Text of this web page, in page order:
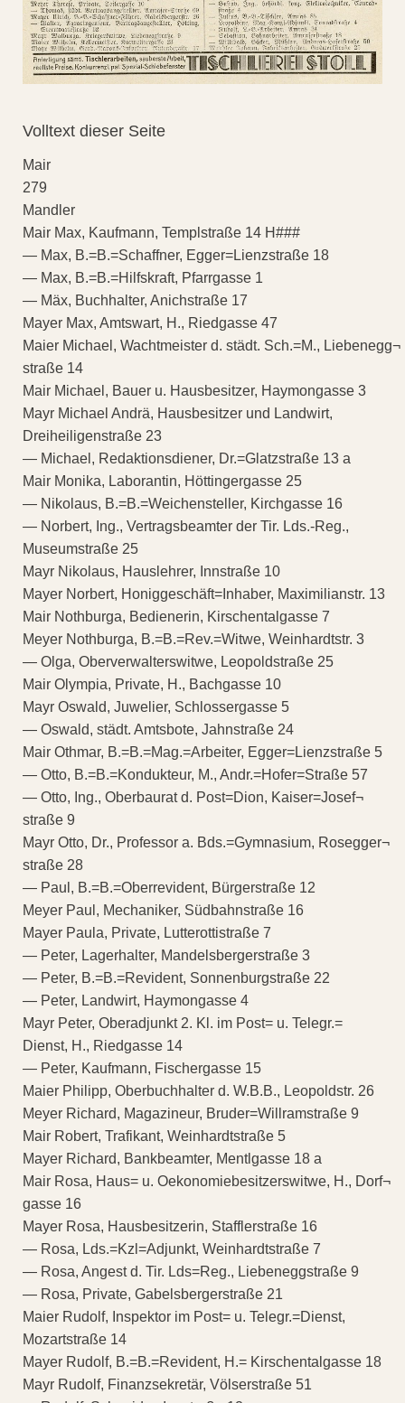
Volltext dieser Seite
Mair
279
Mandler
Mair Max, Kaufmann, Templstraße 14 H###
— Max, B.=B.=Schaffner, Egger=Lienzstraße 18
— Max, B.=B.=Hilfskraft, Pfarrgasse 1
— Mäx, Buchhalter, Anichstraße 17
Mayer Max, Amtswart, H., Riedgasse 47
Maier Michael, Wachtmeister d. städt. Sch.=M., Liebenegg¬
straße 14
Mair Michael, Bauer u. Hausbesitzer, Haymongasse 3
Mayr Michael Andrä, Hausbesitzer und Landwirt,
Dreiheiligenstraße 23
— Michael, Redaktionsdiener, Dr.=Glatzstraße 13 a
Mair Monika, Laborantin, Höttingergasse 25
— Nikolaus, B.=B.=Weichensteller, Kirchgasse 16
— Norbert, Ing., Vertragsbeamter der Tir. Lds.-Reg.,
Museumstraße 25
Mayr Nikolaus, Hauslehrer, Innstraße 10
Mayer Norbert, Honiggeschäft=Inhaber, Maximilianstr. 13
Mair Nothburga, Bedienerin, Kirschentalgasse 7
Meyer Nothburga, B.=B.=Rev.=Witwe, Weinhardtstr. 3
— Olga, Oberverwalterswitwe, Leopoldstraße 25
Mair Olympia, Private, H., Bachgasse 10
Mayr Oswald, Juwelier, Schlossergasse 5
— Oswald, städt. Amtsbote, Jahnstraße 24
Mair Othmar, B.=B.=Mag.=Arbeiter, Egger=Lienzstraße 5
— Otto, B.=B.=Kondukteur, M., Andr.=Hofer=Straße 57
— Otto, Ing., Oberbaurat d. Post=Dion, Kaiser=Josef¬
straße 9
Mayr Otto, Dr., Professor a. Bds.=Gymnasium, Rosegger¬
straße 28
— Paul, B.=B.=Oberrevident, Bürgerstraße 12
Meyer Paul, Mechaniker, Südbahnstraße 16
Mayer Paula, Private, Lutterottistraße 7
— Peter, Lagerhalter, Mandelsbergerstraße 3
— Peter, B.=B.=Revident, Sonnenburgstraße 22
— Peter, Landwirt, Haymongasse 4
Mayr Peter, Oberadjunkt 2. Kl. im Post= u. Telegr.=
Dienst, H., Riedgasse 14
— Peter, Kaufmann, Fischergasse 15
Maier Philipp, Oberbuchhalter d. W.B.B., Leopoldstr. 26
Meyer Richard, Magazineur, Bruder=Willramstraße 9
Mair Robert, Trafikant, Weinhardtstraße 5
Mayer Richard, Bankbeamter, Mentlgasse 18 a
Mair Rosa, Haus= u. Oekonomiebesitzerswitwe, H., Dorf¬
gasse 16
Mayer Rosa, Hausbesitzerin, Stafflerstraße 16
— Rosa, Lds.=Kzl=Adjunkt, Weinhardtstraße 7
— Rosa, Angest d. Tir. Lds=Reg., Liebeneggstraße 9
— Rosa, Private, Gabelsbergerstraße 21
Maier Rudolf, Inspektor im Post= u. Telegr.=Dienst,
Mozartstraße 14
Mayer Rudolf, B.=B.=Revident, H.= Kirschentalgasse 18
Mayr Rudolf, Finanzsekretär, Völserstraße 51